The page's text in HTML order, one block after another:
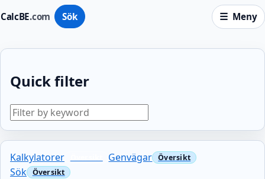
CalcBE.com Sök Meny
Quick filter
Kalkylatorer
Genvägar
Sök